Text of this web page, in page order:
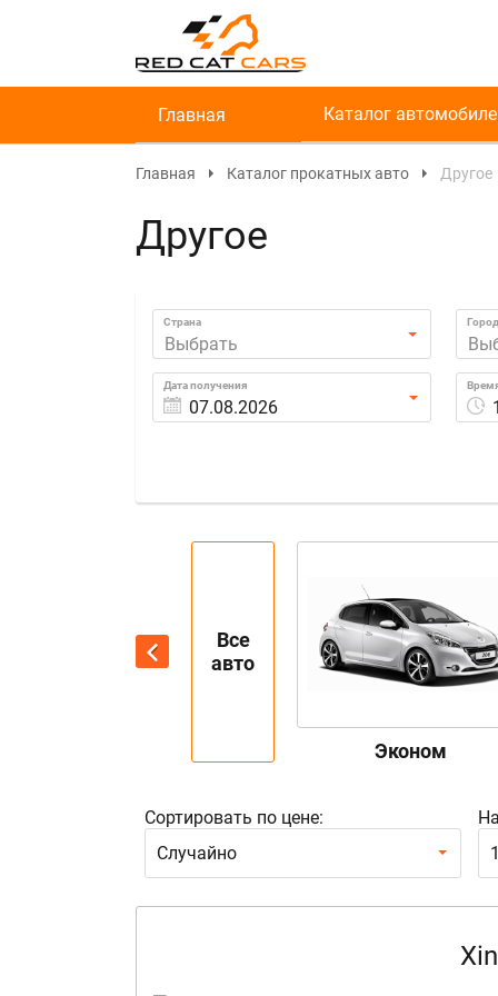
Главная Каталог
Главная Каталог прокатных авто Другое
Другое
Страна
Выбрать
Город
Дата получения
Все
авто
Эконом
Сортировать по цене:
Случайно